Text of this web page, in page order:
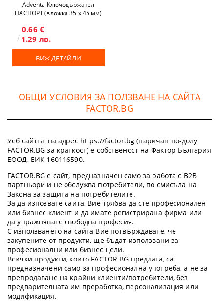
Adventa Ключодържател
ПАСПОРТ (вложка 35 x 45 мм)
0.66 €
1.29 лв.
ВИЖ ДЕТАЙЛИ
ОБЩИ УСЛОВИЯ ЗА ПОЛЗВАНЕ НА САЙТА
FACTOR.BG
Уеб сайтът на адрес https://factor.bg (наричан по-долу
FACTOR.BG за краткост) е собственост на Фактор България
ЕООД, ЕИК 160116590.
FACTOR.BG е сайт, предназначен само за работа с B2B
партньори и не обслужва потребители, по смисъла на
Закона за защита на потребителите.
За да изпозвате сайта, Вие трябва да сте професионален
или бизнес клиент и да имате регистрирана фирма или
да упражнявате свободна професия.
С използването на сайта Вие потвърждавате, че
закупените от продукти, ще бъдат използвани за
професионални или бизнес цели.
Всички продукти, които FACTOR.BG предлага, са
предназначени само за професионална употреба, а не за
препродаване на крайни клиенти/потребители, без
предварителната им преработка, персонализация или
модификация.